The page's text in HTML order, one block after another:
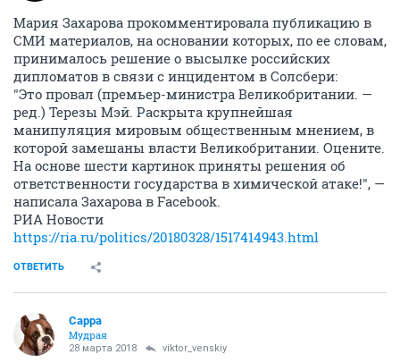
Мария Захарова прокомментировала публикацию в
СМИ материалов, на основании которых, по ее словам,
принималось решение о высылке российских
дипломатов в связи с инцидентом в Солсбери:
"Это провал (премьер-министра Великобритании. —
ред.) Терезы Мэй. Раскрыта крупнейшая
манипуляция мировым общественным мнением, в
которой замешаны власти Великобритании. Оцените.
На основе шести картинок приняты решения об
ответственности государства в химической атаке!", —
написала Захарова в Facebook.
РИА Новости
https://ria.ru/politics/20180328/1517414943.html
ОТВЕТИТЬ
Сарра
Мудрая
28 марта 2018 viktor_venskiy